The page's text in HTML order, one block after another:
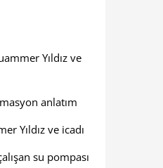
Yıldız ve
anlatım
Yıldız ve icadı
su pompası